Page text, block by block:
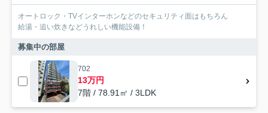
オートロック・TVインターホンなどのセキュリティ面はもちろん
給湯・追い炊きなどうれしい機能設備！
募集中の部屋
702
13万円
7階 / 78.91㎡ / 3LDK